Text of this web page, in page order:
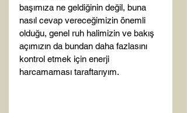
başımıza ne geldiğinin değil, buna
nasıl cevap vereceğimizin önemli
olduğu, genel ruh halimizin ve bakış
açımızın da bundan daha fazlasını
kontrol etmek için enerji
harcamaması taraftarıyım.